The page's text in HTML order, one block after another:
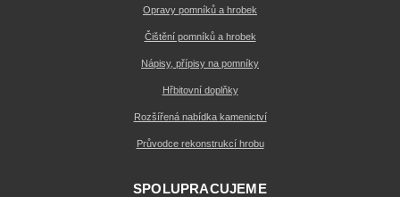
Opravy pomníků a hrobek
Čištění pomníků a hrobek
Nápisy, přípisy na pomníky
Hřbitovní doplňky
Rozšířená nabídka kamenictví
Průvodce rekonstrukcí hrobu
SPOLUPRACUJEME